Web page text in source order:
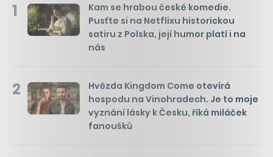
1
Kam se hrabou české komedie.
Pusťte si na Netflixu historickou
satiru z Polska, její humor platí i na
nás
2
Hvězda Kingdom Come otevírá
hospodu na Vinohradech. Je to moje
vyznání lásky k Česku, říká miláček
fanoušků